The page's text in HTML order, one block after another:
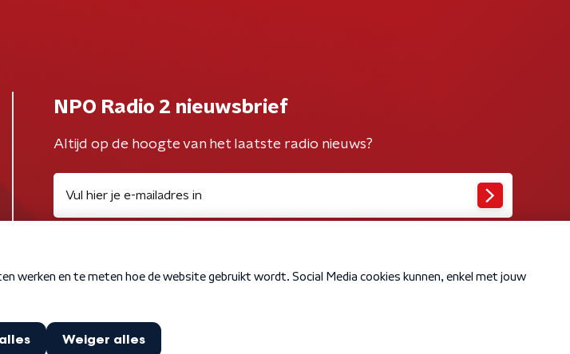
NPO Radio 2 nieuwsbrief
Altijd op de hoogte van het laatste radio nieuws?